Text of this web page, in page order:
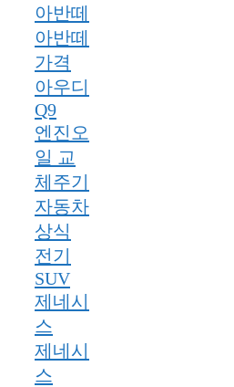
아반떼
아반떼
가격
아우디
Q9
엔진오
일 교
체주기
자동차
상식
전기
SUV
제네시
스
제네시
스